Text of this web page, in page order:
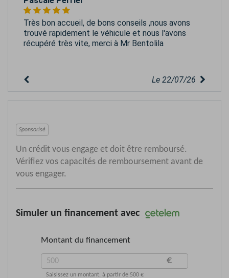
Très bon accueil, de bons conseils ,nous avons
trouvé rapidement le véhicule et nous l'avons
récupéré très vite, merci à Mr Bentolila
Le 22/07/26